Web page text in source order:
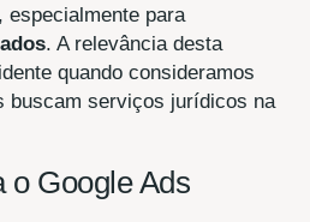
especialmente para
. A relevância desta
quando consideramos
buscam serviços jurídicos na
o Google Ads